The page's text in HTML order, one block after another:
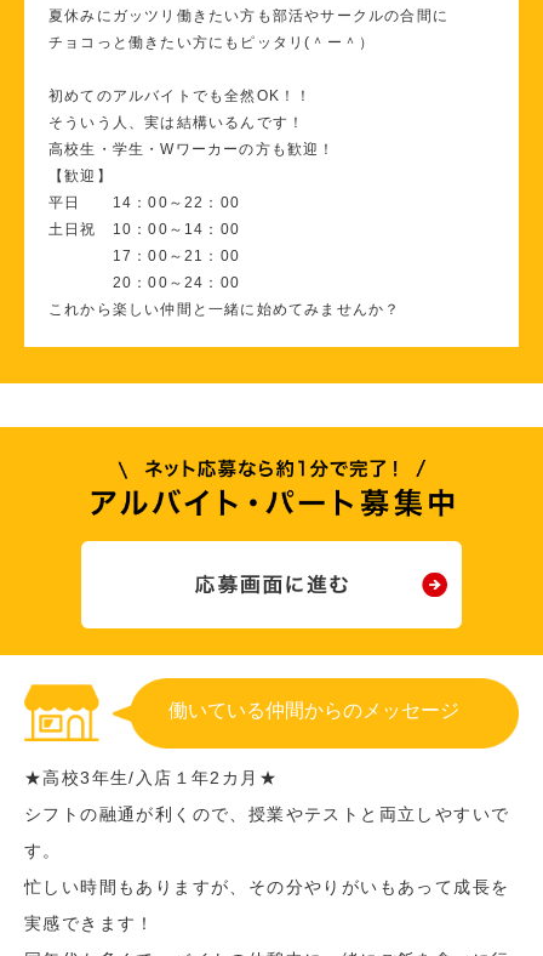
夏休みにガッツリ働きたい方も部活やサークルの合間に
チョコっと働きたい方にもピッタリ(＾ー＾）
初めてのアルバイトでも全然OK！！
そういう人、実は結構いるんです！
高校生・学生・Wワーカーの方も歓迎！
【歓迎】
平日 14：00～22：00
土日祝 10：00～14：00
17：00～21：00
20：00～24：00
これから楽しい仲間と一緒に始めてみませんか？
働いている仲間からのメッセージ
★高校3年生/入店１年2カ月★
シフトの融通が利くので、授業やテストと両立しやすいで
す。
忙しい時間もありますが、その分やりがいもあって成長を
実感できます！